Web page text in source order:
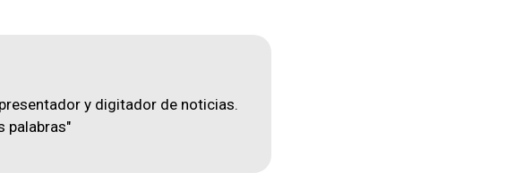
y digitador de noticias.
palabras"